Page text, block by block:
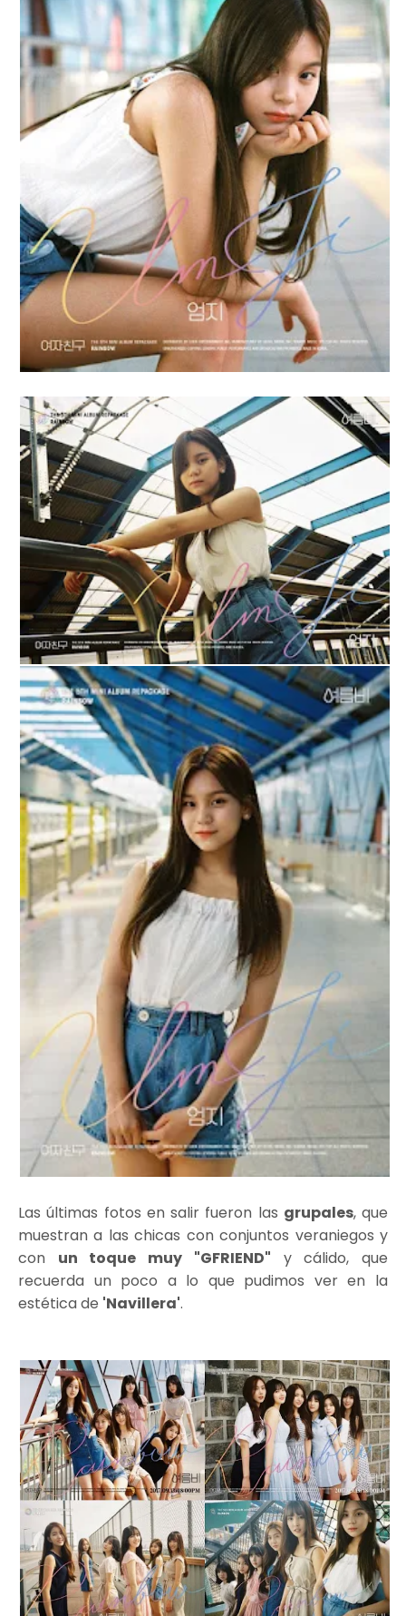
Las últimas fotos en salir fueron las grupales, que
muestran a las chicas con conjuntos veraniegos y
con un toque muy "GFRIEND" y cálido, que
recuerda un poco a lo que pudimos ver en la
estética de 'Navillera'.